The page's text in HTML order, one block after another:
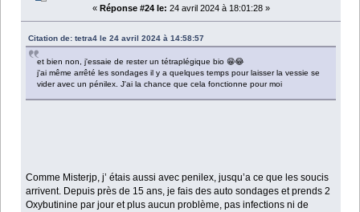
« Réponse #24 le: 24 avril 2024 à 18:01:28 »
Citation de: tetra4 le 24 avril 2024 à 14:58:57
et bien non, j'essaie de rester un tétraplégique bio 😁😂
j'ai même arrêté les sondages il y a quelques temps pour laisser la vessie se
vider avec un pénilex. J'ai la chance que cela fonctionne pour moi
Comme Misterjp, j’ étais aussi avec penilex, jusqu’a ce que les soucis
arrivent. Depuis près de 15 ans, je fais des auto sondages et prends 2
Oxybutinine par jour et plus aucun problème, pas infections ni de